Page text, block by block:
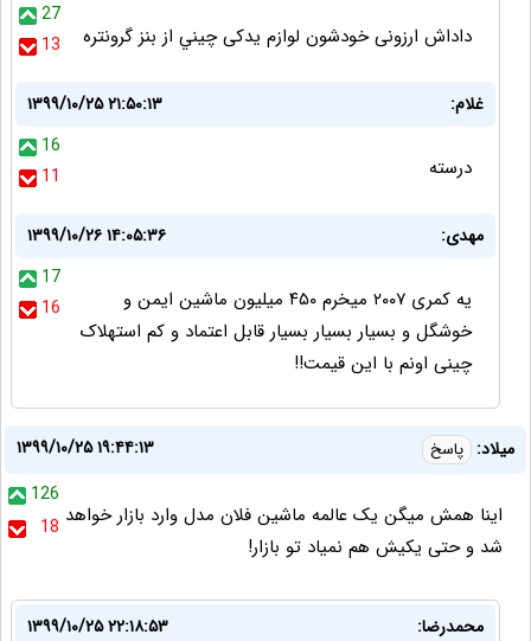
27
13
داداش ارزونى خودشون لوازم يدكى چيني از بنز گرونتره
غلام‌:
۱۳۹۹/۱۰/۲۵ ۲۱:۵۰:۱۳
16
11
درسته
مهدی:
۱۳۹۹/۱۰/۲۶ ۱۴:۰۵:۳۶
17
16
یه کمری ۲۰۰۷ میخرم ۴۵۰ میلیون ماشین ایمن و
خوشگل و بسیار بسیار بسیار قابل اعتماد و کم استهلاک
چینی اونم با این قیمت!!
میلاد: پاسخ
۱۳۹۹/۱۰/۲۵ ۱۹:۴۴:۱۳
126
18 اینا همش میگن یک عالمه ماشین فلان مدل وارد بازار خواهد
شد و حتی یکیش هم نمیاد تو بازار!
محمدرضا: ۱۳۹۹/۱۰/۲۵ ۲۲:۱۸:۵۳